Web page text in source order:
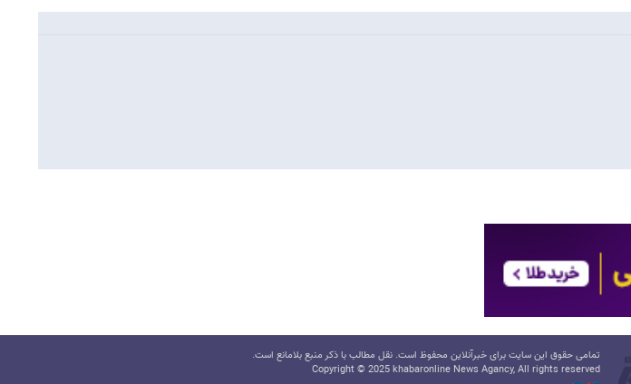
تمامی حقوق این سایت برای خبرآنلاین محفوظ است. نقل مطالب با ذکر منبع بلامانع است.
Copyright © 2025 khabaronline News Agancy, All rights reserved